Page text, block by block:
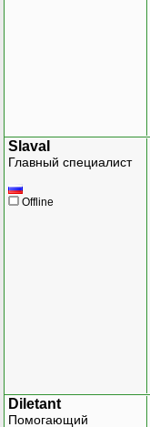
SlavaI
Главный специалист
Offline
Diletant
Помогающий